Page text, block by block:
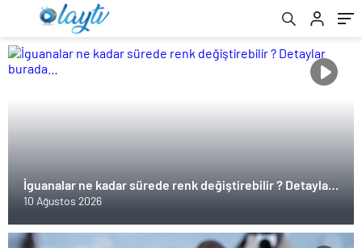
İguanalar ne kadar sürede renk değiştirebilir ? Detaylar
burada…
10 Ağustos 2026